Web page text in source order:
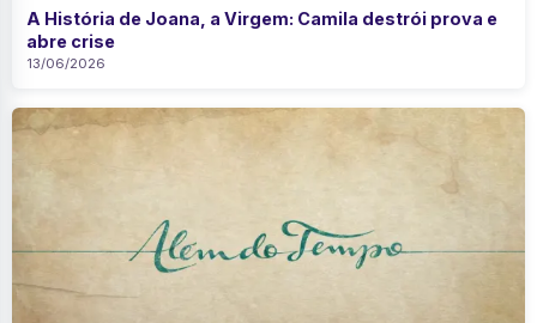
A História de Joana, a Virgem: Camila destrói prova e
abre crise
13/06/2026